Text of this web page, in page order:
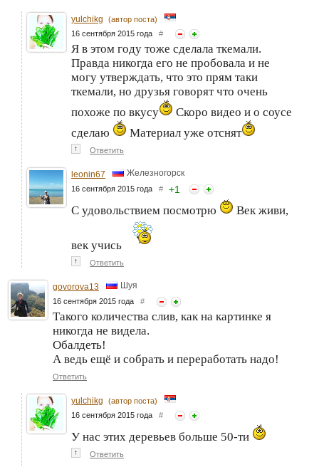
yulchikg
(автор поста)
16 сентября 2015 года #
Я в этом году тоже сделала ткемали.
Правда никогда его не пробовала и не
могу утверждать, что это прям таки
ткемали, но друзья говорят что очень
похоже по вкусу
Скоро видео и о соусе
сделаю
Материал уже отснят
↑ Ответить
leonin67 Железногорск
16 сентября 2015 года # +1
С удовольствием посмотрю Век живи,
век учись
↑ Ответить
govorova13 Шуя
16 сентября 2015 года #
Такого количества слив, как на картинке я
никогда не видела.
Обалдеть!
А ведь ещё и собрать и переработать надо!
Ответить
yulchikg
(автор поста)
16 сентября 2015 года #
У нас этих деревьев больше 50-ти
↑ Ответить